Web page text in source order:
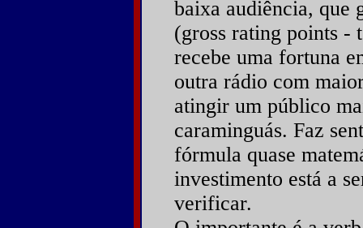
baixa audiência, que
(gross rating points -
recebe uma fortuna
outra rádio com
atingir um público
caraminguás. Faz
fórmula quase
investimento está a
verificar.